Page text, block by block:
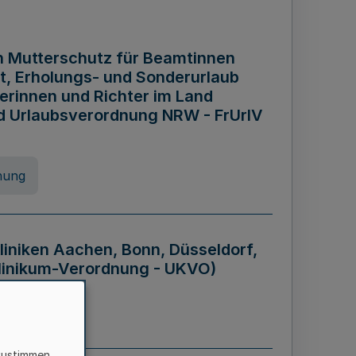
Mutterschutz für Beamtinnen
Erholungs- und Sonderurlaub
und Richter im Land
NRW - FrUrlV
Aachen, Bonn, Düsseldorf,
Verordnung - UKVO)